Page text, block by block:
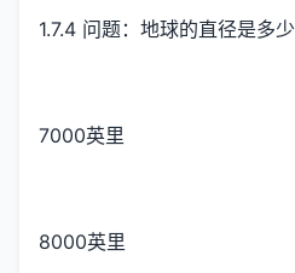
1.7.4 问题：地球的直径是多少
7000英里
8000英里